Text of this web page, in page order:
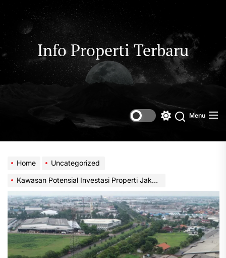
to
content
Info Properti Terbaru
Switch
mode
Menu
Home
Uncategorized
Kawasan Potensial Investasi Properti Jakarta Tahun 2026